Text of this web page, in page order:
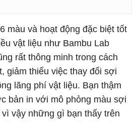
màu và hoạt động đặc biệt tốt
vật liệu như Bambu Lab
rất thông minh trong cách
giảm thiểu việc thay đổi sợi
lãng phí vật liệu. Bạn thậm
bản in với mô phỏng màu sợi
vậy những gì bạn thấy trên